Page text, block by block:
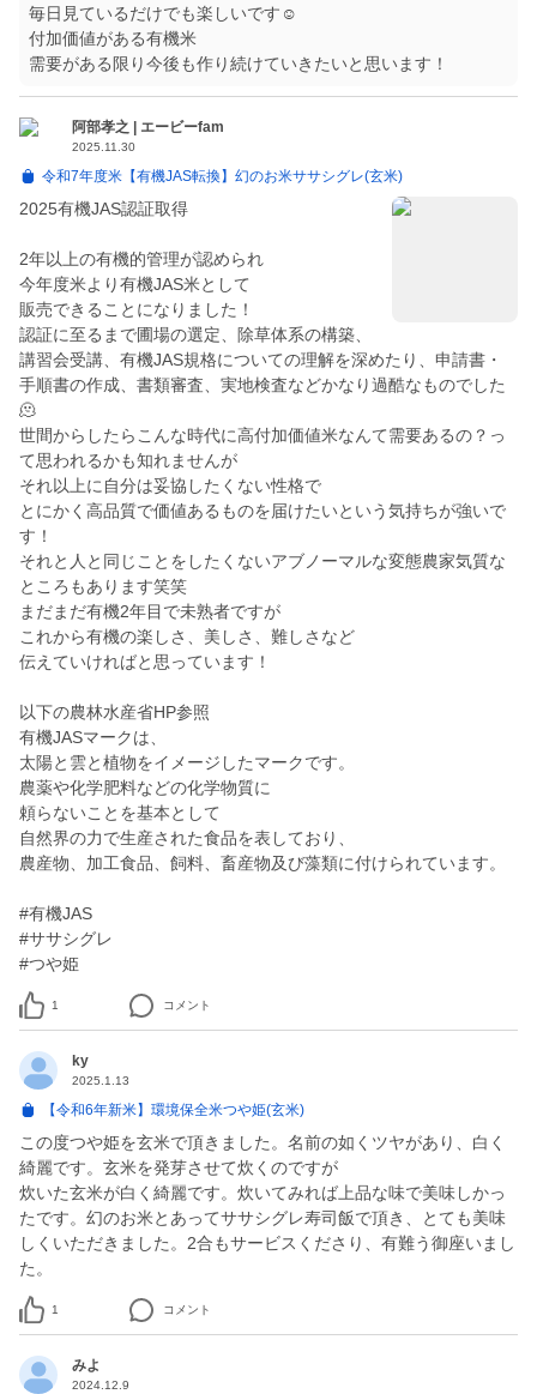
毎日見ているだけでも楽しいです☺️
付加価値がある有機米
需要がある限り今後も作り続けていきたいと思います！
阿部孝之 | エービーfam
2025.11.30
令和7年度米【有機JAS転換】幻のお米ササシグレ(玄米)
2025有機JAS認証取得
2年以上の有機的管理が認められ
今年度米より有機JAS米として
販売できることになりました！
認証に至るまで圃場の選定、除草体系の構築、
講習会受講、有機JAS規格についての理解を深めたり、申請書・
手順書の作成、書類審査、実地検査などかなり過酷なものでした
🫠
世間からしたらこんな時代に高付加価値米なんて需要あるの？っ
て思われるかも知れませんが
それ以上に自分は妥協したくない性格で
とにかく高品質で価値あるものを届けたいという気持ちが強いで
す！
それと人と同じことをしたくないアブノーマルな変態農家気質な
ところもあります笑笑
まだまだ有機2年目で未熟者ですが
これから有機の楽しさ、美しさ、難しさなど
伝えていければと思っています！
以下の農林水産省HP参照
有機JASマークは、
太陽と雲と植物をイメージしたマークです。
農薬や化学肥料などの化学物質に
頼らないことを基本として
自然界の力で生産された食品を表しており、
農産物、加工食品、飼料、畜産物及び藻類に付けられています。
#有機JAS
#ササシグレ
#つや姫
1 コメント
ky
2025.1.13
【令和6年新米】環境保全米つや姫(玄米)
この度つや姫を玄米で頂きました。名前の如くツヤがあり、白く
綺麗です。玄米を発芽させて炊くのですが
炊いた玄米が白く綺麗です。炊いてみれば上品な味で美味しかっ
たです。幻のお米とあってササシグレ寿司飯で頂き、とても美味
しくいただきました。2合もサービスくださり、有難う御座いまし
た。
1 コメント
みよ
2024.12.9